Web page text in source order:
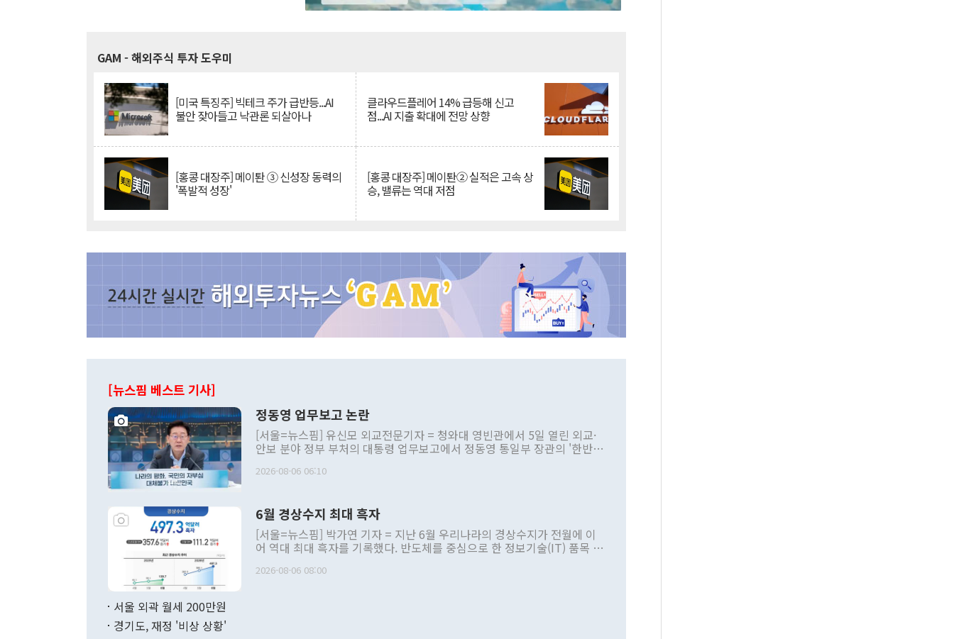
GAM - 해외주식 투자 도우미
[미국 특징주] 빅테크 주가 급반등...AI
불안 잦아들고 낙관론 되살아나
클라우드플레어 14% 급등해 신고
점...AI 지출 확대에 전망 상향
[홍콩 대장주] 메이퇀 ③ 신성장 동력의
'폭발적 성장'
[홍콩 대장주] 메이퇀② 실적은 고속 상
승, 밸류는 역대 저점
[뉴스핌 베스트 기사]
정동영 업무보고 논란
[서울=뉴스핌] 유신모 외교전문기자 = 청와대 영빈관에서 5일 열린 외교·
안보 분야 정부 부처의 대통령 업무보고에서 정동영 통일부 장관의 '한반도
발언 중에는 정부 내 조율을 거치지 않은 사안을 정책으로 추진하겠다고 공
주의적 희망에 근거한 비현실적 구상'이라는 비판을 내놨다. 그동안 정 장
관의 대북 정책 관련 발언이 물의를 빚은 적은 여러 번 있지만 대통령과 유
관 부처 장관이 공개적으로 부정적 입장을 표명한 것은 이례적이다. 정 장
관의 무리한 대북 접근법과 월권을 제어해야 한다는 목소리도 높아지고 있
다. [정동영 통일부 장관이 지난달 23일 오후 서울 종로구 정부서울청사에
2026-08-06 06:10
6월 경상수지 최대 흑자
[서울=뉴스핌] 박가연 기자 = 지난 6월 우리나라의 경상수지가 전월에 이
어 역대 최대 흑자를 기록했다. 반도체를 중심으로 한 정보기술(IT) 품목 수
료=한국은행] 한국은행이 6일 발표한 '2026년 6월 국제수지(잠정)'에 따르
2026-08-06 08:00
서울 외곽 월세 200만원
경기도, 재정 '비상 상황'